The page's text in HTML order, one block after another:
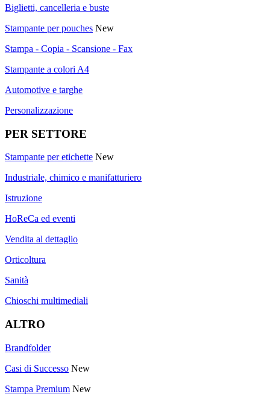
Biglietti, cancelleria e buste
Stampante per pouches New
Stampa - Copia - Scansione - Fax
Stampante a colori A4
Automotive e targhe
Personalizzazione
PER SETTORE
Stampante per etichette New
Industriale, chimico e manifatturiero
Istruzione
HoReCa ed eventi
Vendita al dettaglio
Orticoltura
Sanità
Chioschi multimediali
ALTRO
Brandfolder
Casi di Successo New
Stampa Premium New